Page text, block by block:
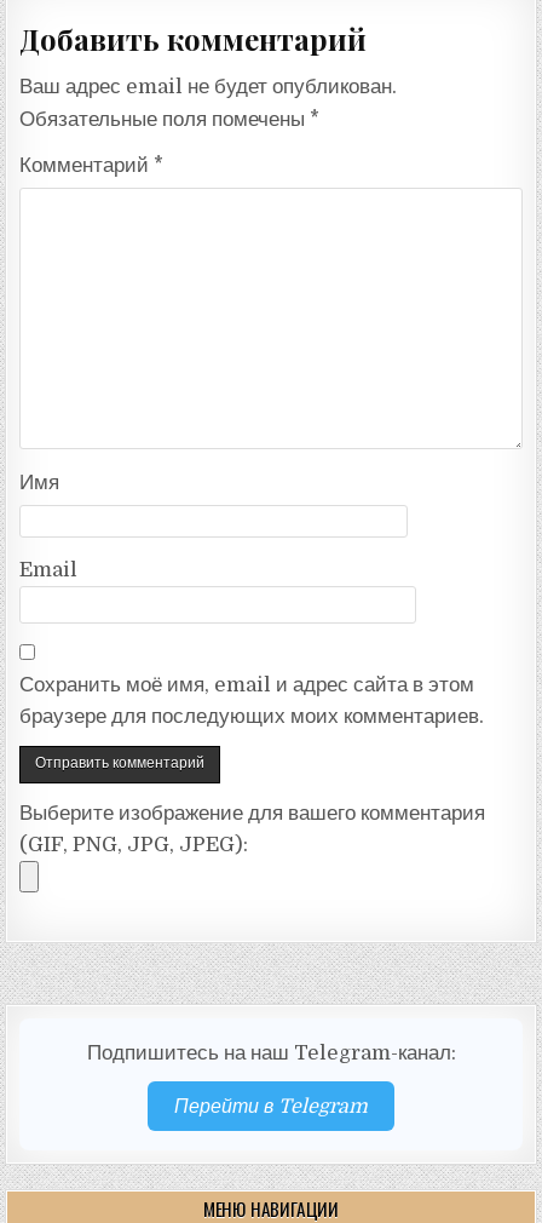
Добавить комментарий
Ваш адрес email не будет опубликован.
Обязательные поля помечены *
Комментарий *
Имя
Email
Сохранить моё имя, email и адрес сайта в этом
браузере для последующих моих комментариев.
Выберите изображение для вашего комментария
(GIF, PNG, JPG, JPEG):
Подпишитесь на наш Telegram-канал:
Перейти в Telegram
МЕНЮ НАВИГАЦИИ